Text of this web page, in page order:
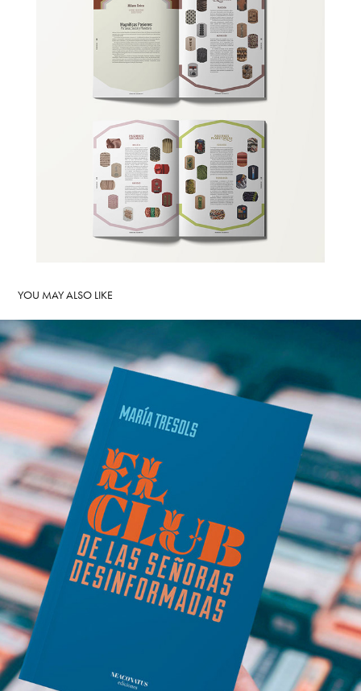
YOU MAY ALSO LIKE
PROYECTO EDITORIAL DE RELATOS JÓVENES
2023